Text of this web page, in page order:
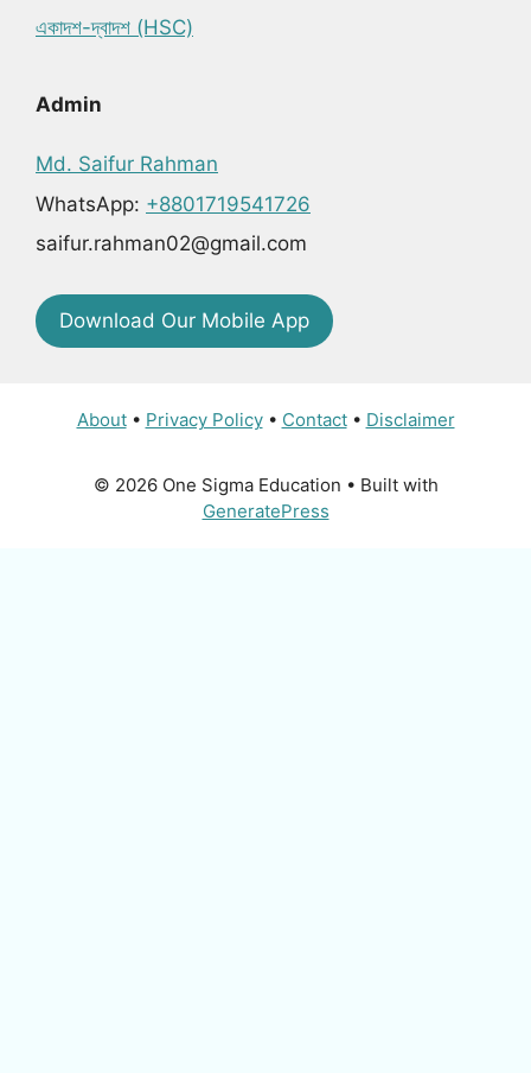
একাদশ-দ্বাদশ (HSC)
Admin
Md. Saifur Rahman
WhatsApp: +8801719541726
saifur.rahman02@gmail.com
Download Our Mobile App
About• Privacy Policy• Contact• Disclaimer
© 2026 One Sigma Education • Built with
GeneratePress